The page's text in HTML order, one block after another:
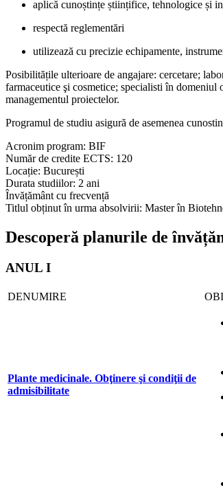
aplică cunoștințe științifice, tehnologice și
respectă reglementări
utilizează cu precizie echipamente,
Posibilitățile ulterioare de angajare: cercetare;
farmaceutice şi cosmetice; specialisti în
managementul proiectelor.
Programul de studiu asigură de asemenea
Acronim program: BIF
Număr de credite ECTS: 120
Locație: București
Durata studiilor: 2 ani
Învățământ cu frecvență
Titlul obținut în urma absolvirii: Master în
Descoperă planurile de
ANUL I
DENUMIRE
Plante medicinale. Obţinere şi condiţii de
admisibilitate